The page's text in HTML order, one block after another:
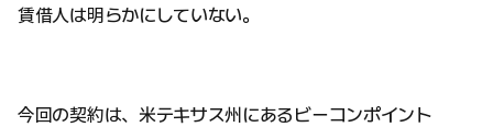
賃借人は明らかにしていない。
今回の契約は、米テキサス州にあるビーコンポイント